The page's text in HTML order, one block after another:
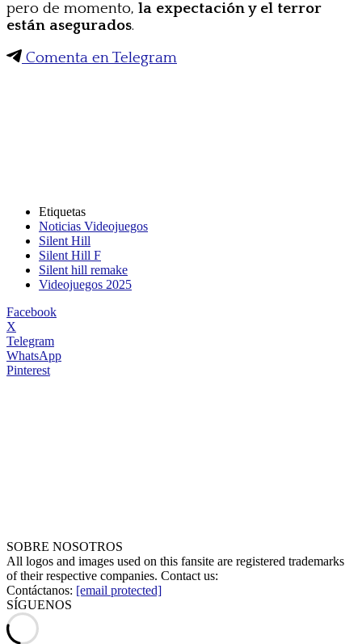
pero de momento, la expectación y el terror
están asegurados.
Comenta en Telegram
Etiquetas
Noticias Videojuegos
Silent Hill
Silent Hill F
Silent hill remake
Videojuegos 2025
Facebook
X
Telegram
WhatsApp
Pinterest
SOBRE NOSOTROS
All logos and images used on this fansite are registered trademarks
of their respective companies. Contact us:
Contáctanos: [email protected]
SÍGUENOS